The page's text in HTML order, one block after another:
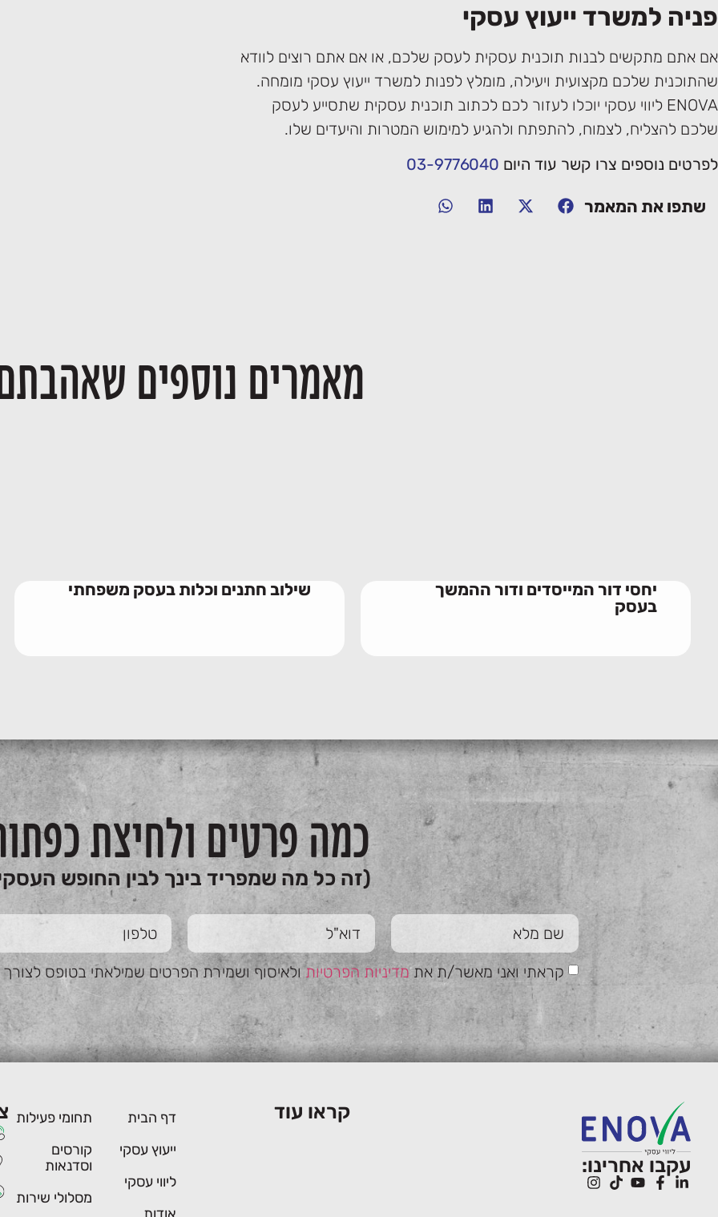
פניה למשרד ייעוץ עסקי
אם אתם מתקשים לבנות תוכנית עסקית לעסק שלכם, או אם אתם רוצים לוודא
שהתוכנית שלכם מקצועית ויעילה, מומלץ לפנות למשרד ייעוץ עסקי מומחה.
ENOVA ליווי עסקי יוכלו לעזור לכם לכתוב תוכנית עסקית שתסייע לעסק
שלכם להצליח, לצמוח, להתפתח ולהגיע למימוש המטרות והיעדים שלו.
לפרטים נוספים צרו קשר עוד היום 03-9776040
שתפו את המאמר
מאמרים נוספים
יחסי דור המייסדים ודור ההמשך
בעסק
שילוב חתנים וכלות בעסק משפחתי
כמה פרטים ולחיצת
(זה כל מה שמפריד בינך לבין החופש
קראתי ואני מאשר/ת אתמדיניות הפרטיותולאיסוף ושמירת הפרטים שמילאתי בטופס לצורך
עקבו אחרינו:
קראו עוד
דף הבית
ייעוץ עסקי
ליווי עסקי
תחומי פעילות
קורסים
וסדנאות
מסלולי שירות